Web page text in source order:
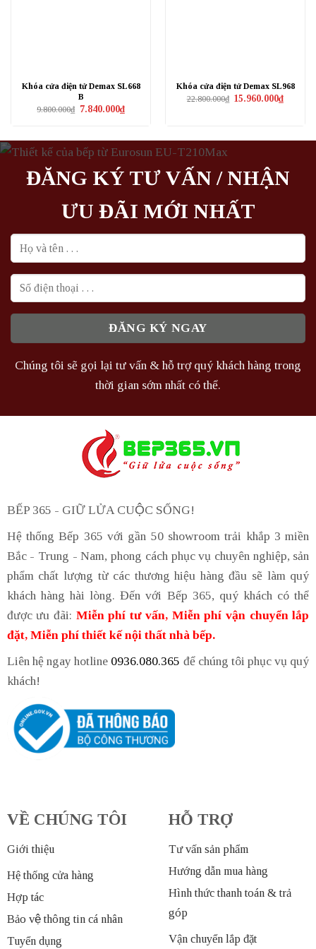
Khóa cửa điện tử Demax SL668
B
9.800.000₫ Giá
7.840.000₫Giá
hiện
7.840.000₫.
Khóa cửa điện tử Demax SL968
22.800.000₫ Giá
15.960.000₫Giá
hiện
ĐĂNG KÝ TƯ VẤN / NHẬN
ƯU ĐÃI MỚI NHẤT
Chúng tôi sẽ gọi lại tư vấn & hỗ trợ quý khách hàng trong
thời gian sớm nhất có thể.
BẾP 365 - GIỮ LỬA CUỘC SỐNG!
Hệ thống Bếp 365 với gần 50 showroom trải khắp 3 miền
Bắc - Trung - Nam, phong cách phục vụ chuyên nghiệp, sản
phẩm chất lượng từ các thương hiệu hàng đầu sẽ làm quý
khách hàng hài lòng. Đến với Bếp 365, quý khách có thể
được ưu đãi: Miễn phí tư vấn, Miễn phí vận chuyển lắp
đặt, Miễn phí thiết kế nội thất nhà bếp.
Liên hệ ngay hotline 0936.080.365 để chúng tôi phục vụ quý
khách!
VỀ CHÚNG TÔI
Giới thiệu
Hệ thống cửa hàng
Hợp tác
Bảo vệ thông tin cá nhân
Tuyển dụng
HỖ TRỢ
Tư vấn sản phẩm
Hướng dẫn mua hàng
Hình thức thanh toán & trả
góp
Vận chuyển lắp đặt